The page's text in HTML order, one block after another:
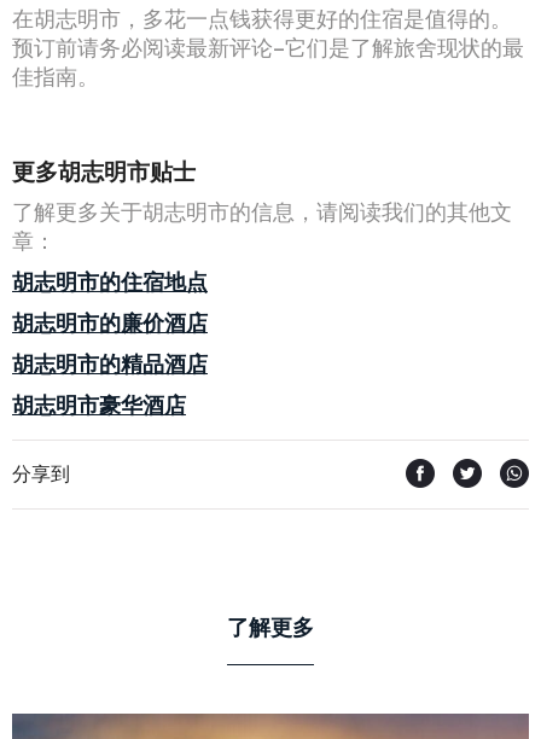
在胡志明市，多花一点钱获得更好的住宿是值得的。
预订前请务必阅读最新评论–它们是了解旅舍现状的最
佳指南。
更多胡志明市贴士
了解更多关于胡志明市的信息，请阅读我们的其他文
章：
胡志明市的住宿地点
胡志明市的廉价酒店
胡志明市的精品酒店
胡志明市豪华酒店
分享到
了解更多